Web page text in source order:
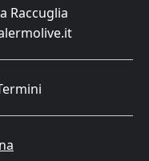
Raccuglia